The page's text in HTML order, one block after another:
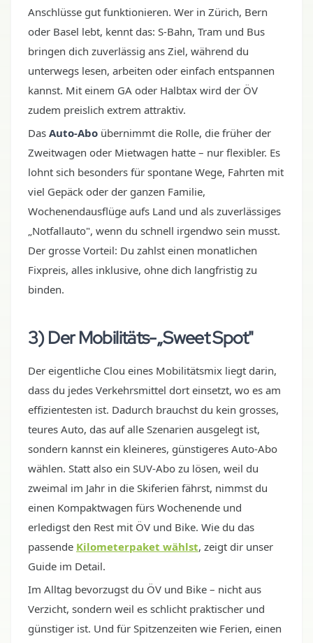
Anschlüsse gut funktionieren. Wer in Zürich, Bern
oder Basel lebt, kennt das: S-Bahn, Tram und Bus
bringen dich zuverlässig ans Ziel, während du
unterwegs lesen, arbeiten oder einfach entspannen
kannst. Mit einem GA oder Halbtax wird der ÖV
zudem preislich extrem attraktiv.
Das Auto-Abo übernimmt die Rolle, die früher der
Zweitwagen oder Mietwagen hatte – nur flexibler. Es
lohnt sich besonders für spontane Wege, Fahrten mit
viel Gepäck oder der ganzen Familie,
Wochenendausflüge aufs Land und als zuverlässiges
„Notfallauto", wenn du schnell irgendwo sein musst.
Der grosse Vorteil: Du zahlst einen monatlichen
Fixpreis, alles inklusive, ohne dich langfristig zu
binden.
3) Der Mobilitäts-„Sweet Spot"
Der eigentliche Clou eines Mobilitätsmix liegt darin,
dass du jedes Verkehrsmittel dort einsetzt, wo es am
effizientesten ist. Dadurch brauchst du kein grosses,
teures Auto, das auf alle Szenarien ausgelegt ist,
sondern kannst ein kleineres, günstigeres Auto-Abo
wählen. Statt also ein SUV-Abo zu lösen, weil du
zweimal im Jahr in die Skiferien fährst, nimmst du
einen Kompaktwagen fürs Wochenende und
erledigst den Rest mit ÖV und Bike. Wie du das
passende Kilometerpaket wählst, zeigt dir unser
Guide im Detail.
Im Alltag bevorzugst du ÖV und Bike – nicht aus
Verzicht, sondern weil es schlicht praktischer und
günstiger ist. Und für Spitzenzeiten wie Ferien, einen